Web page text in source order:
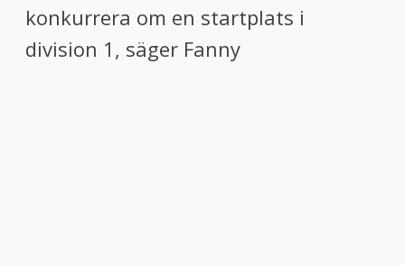
konkurrera om en startplats i
division 1, säger Fanny